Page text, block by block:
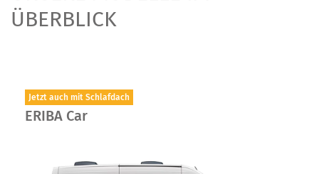
ÜBERBLICK
Jetzt auch mit Schlafdach
ERIBA Car